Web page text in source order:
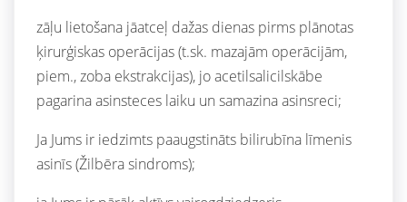
zāļu lietošana jāatceļ dažas dienas pirms plānotas
ķirurģiskas operācijas (t.sk. mazajām operācijām,
piem., zoba ekstrakcijas), jo acetilsalicilskābe
pagarina asinsteces laiku un samazina asinsreci;
Ja Jums ir iedzimts paaugstināts bilirubīna līmenis
asinīs (Žilbēra sindroms);